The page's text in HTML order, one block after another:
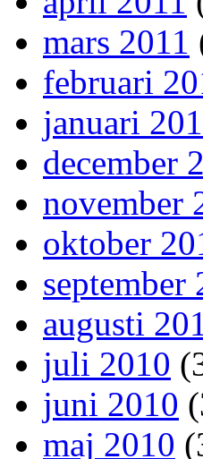
mars 2011
februari
januari
december
november
oktober
september
augusti
juli 2010
juni 2010
maj 2010